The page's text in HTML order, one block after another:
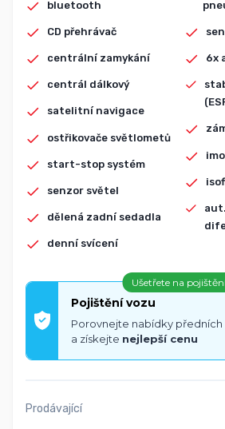
bluetooth
CD přehrávač
centrální zamykání
centrál dálkový
satelitní navigace
ostřikovače světlometů
start-stop systém
senzor světel
dělená zadní sedadla
denní svícení
6x
Ušetřete na
Pojištění vozu
Porovnejte nabídky předních
a získejte nejlepší cenu
Prodávající